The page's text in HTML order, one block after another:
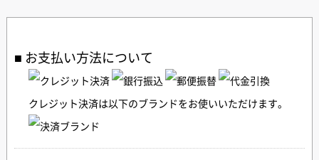
お支払い方法について
クレジット決済は以下のブランドをお使いいただけます。